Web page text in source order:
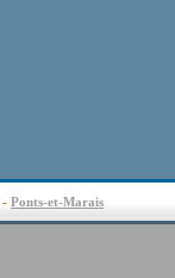
- Ponts-et-Marais